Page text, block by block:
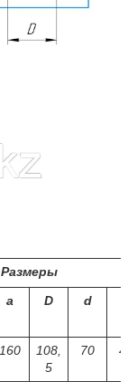
Размеры
a D d
160
108,
5
70 40